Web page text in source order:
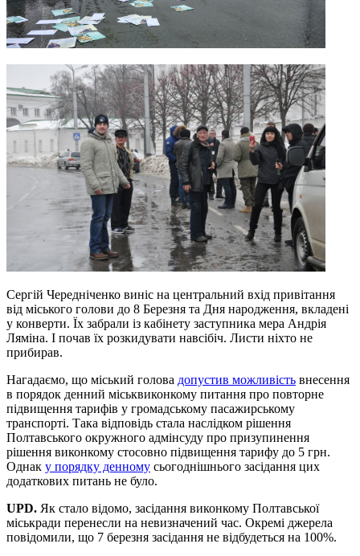
Сергій Чередніченко виніс на центральний вхід привітання
від міського голови до 8 Березня та Дня народження, вкладені
у конверти. Їх забрали із кабінету заступника мера Андрія
Ляміна. І почав їх розкидувати навсібіч. Листи ніхто не
прибирав.
Нагадаємо, що міський голова допустив можливість внесення
в порядок денний міськвиконкому питання про повторне
підвищення тарифів у громадському пасажирському
транспорті. Така відповідь стала наслідком рішення
Полтавського окружного адмінсуду про призупинення
рішення виконкому стосовно підвищення тарифу до 5 грн.
Однак у порядку денному сьогоднішнього засідання цих
додаткових питань не було.
UPD. Як стало відомо, засідання виконкому Полтавської
міськради перенесли на невизначений час. Окремі джерела
повідомили, що 7 березня засідання не відбудеться на 100%.